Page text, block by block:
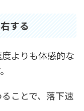
する
よりも体感的な
ことで、落下速